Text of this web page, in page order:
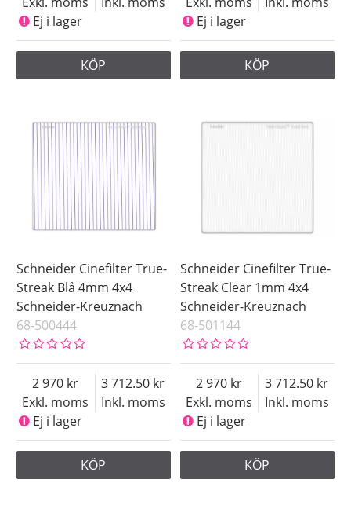
Ej i lager
KÖP
Ej i lager
KÖP
Schneider Cinefilter True-
Streak Blå 4mm 4x4
Schneider-Kreuznach
68-500444
Exkl. moms
2 970
Inkl. moms
3 712.50
Ej i lager
KÖP
Schneider Cinefilter True-
Streak Clear 1mm 4x4
Schneider-Kreuznach
68-501144
Exkl. moms
2 970
Inkl. moms
3 712.50
Ej i lager
KÖP